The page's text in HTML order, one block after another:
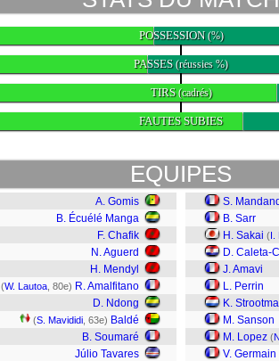
POSSESSION(%)
PASSES(réussies %)
TIRS(cadrés)
FAUTES SUBIES
EQUIPES
A. Gomis
B. Écuélé Manga
F. Chafik
N. Aguerd
H. Mendyl
(W. Lautoa , 80e) R. Amalfitano
D. Ndong
(S. Mavididi , 63e) Baldé
B. Soumaré
Júlio Tavares
S.
B. Sarr
H. Sakai (I.
D. Caleta-
J. Amavi
L. Perrin
K.
M. Sanson
M. Lopez (
V. Germain